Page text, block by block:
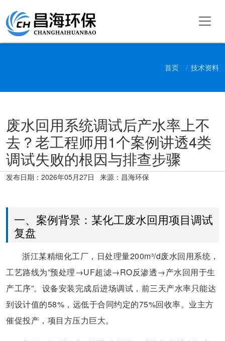
首页 技术资料
废水回用系统调试后产水率上不
去？老工程师用1个案例讲透4类
调试失败的根因与排查步骤
发布日期： 2026年05月27日 来源：昌海环保
一、案例背景：某化工废水回用项目调试
复盘
浙江某精细化工厂，日处理量200m³/d废水回用系统，
工艺路线为”预处理→UF超滤→RO反渗透→产水回用于生
产工序”。设备安装完成后进场调试，前三天产水率只能达
到设计值的58%，远低于合同约定的75%回收率。业主方
催促投产，项目方压力巨大。